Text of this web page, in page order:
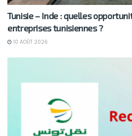
Tunisie – Inde : quelles
entreprises tunisiennes ?
10 AOÛT 2026